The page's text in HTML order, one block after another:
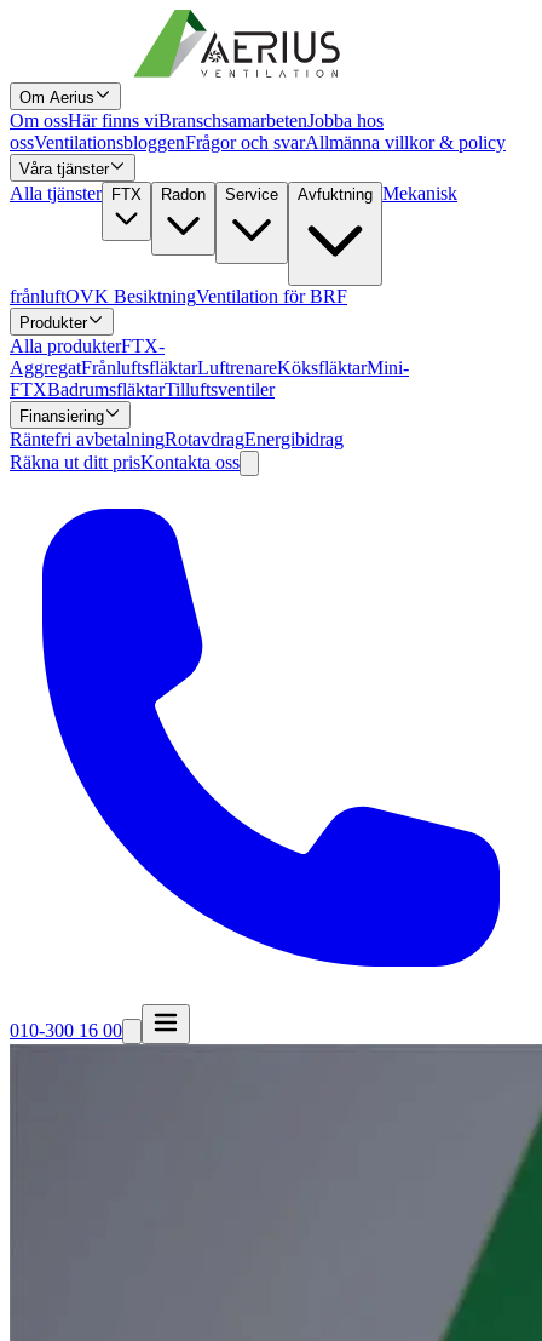
Om Aerius
Om ossHär finns viBranschsamarbetenJobba hos
ossVentilationsbloggenFrågor och svarAllmänna villkor & policy
Våra tjänster
Alla tjänster FTX Radon Service Avfuktning Mekanisk
frånluftOVK BesiktningVentilation för BRF
Produkter
Alla produkterFTX-
AggregatFrånluftsfläktarLuftrenareKöksfläktarMini-
FTXBadrumsfläktarTilluftsventiler
Finansiering
Räntefri avbetalningRotavdragEnergibidrag
Räkna ut ditt prisKontakta oss
010-300 16 00